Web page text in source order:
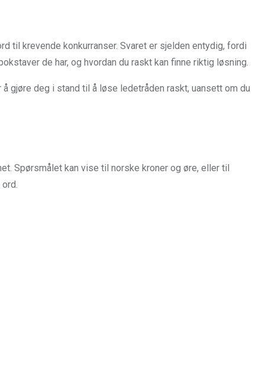
til krevende konkurranser. Svaret er sjelden entydig, fordi
de har, og hvordan du raskt kan finne riktig løsning.
gjøre deg i stand til å løse ledetråden raskt, uansett om du
Spørsmålet kan vise til norske kroner og øre, eller til